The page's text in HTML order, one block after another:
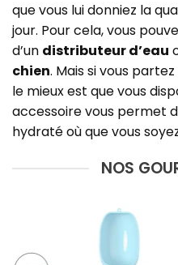
que vous lui donniez la
jour. Pour cela, vous
d’un distributeur d’eau
chien. Mais si vous
le mieux est que vous
accessoire vous permet
hydraté où que vous
NOS